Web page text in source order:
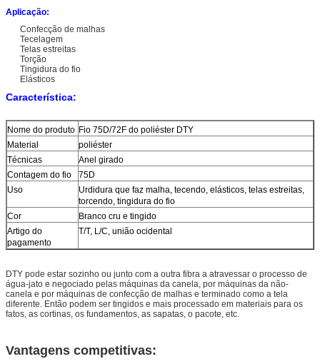
Aplicação:
Confecção de malhas
Tecelagem
Telas estreitas
Torção
Tingidura do fio
Elásticos
Característica:
Nome do produto Fio 75D/72F do poliéster DTY
Material
poliéster
Técnicas
Anel girado
Contagem do fio
75D
Uso
Urdidura que faz malha, tecendo, elásticos, telas estreitas,
torcendo, tingidura do fio
Cor
Branco cru e tingido
Artigo do
pagamento
T/T, L/C, união ocidental
DTY pode estar sozinho ou junto com a outra fibra a atravessar o processo de
água-jato e negociado pelas máquinas da canela, por máquinas da não-
canela e por máquinas de confecção de malhas e terminado como a tela
diferente. Então podem ser tingidos e mais processado em materiais para os
fatos, as cortinas, os fundamentos, as sapatas, o pacote, etc.
Vantagens competitivas: